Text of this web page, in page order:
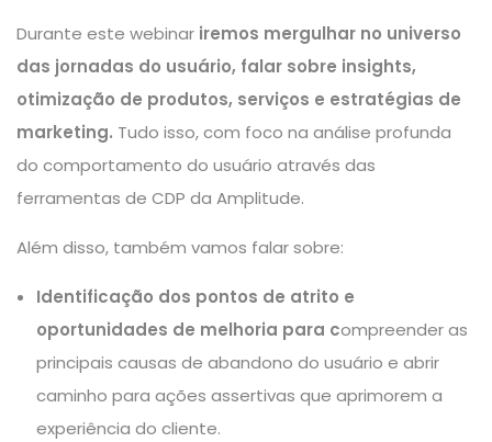
Durante este webinar iremos mergulhar no universo
das jornadas do usuário, falar sobre insights,
otimização de produtos, serviços e estratégias de
marketing. Tudo isso, com foco na análise profunda
do comportamento do usuário através das
ferramentas de CDP da Amplitude.
Além disso, também vamos falar sobre:
Identificação dos pontos de atrito e
oportunidades de melhoria para compreender as
principais causas de abandono do usuário e abrir
caminho para ações assertivas que aprimorem a
experiência do cliente.